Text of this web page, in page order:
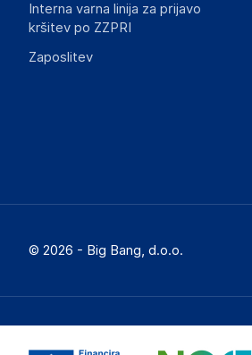
Interna varna linija za prijavo
kršitev po ZZPRI
Zaposlitev
© 2026 - Big Bang, d.o.o.